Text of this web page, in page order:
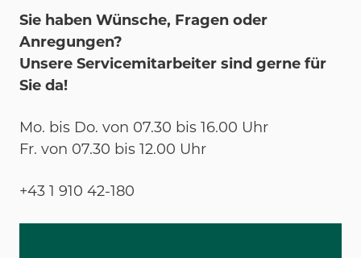
Sie haben Wünsche, Fragen oder
Anregungen?
Unsere Servicemitarbeiter sind gerne für
Sie da!
Mo. bis Do. von 07.30 bis 16.00 Uhr
Fr. von 07.30 bis 12.00 Uhr
+43 1 910 42-180